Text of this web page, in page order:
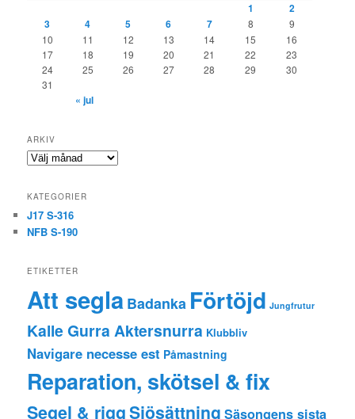
1
2
3
4 5 6 7 8
9
10
11 12 13 14 15
16
17
18 19 20 21 22
23
24
25 26 27 28 29
30
31
« jul
ARKIV
Arkiv
KATEGORIER
J17 S-316
NFB S-190
ETIKETTER
Att seglaBadanka Förtöjd Jungfrutur
Kalle Gurra Aktersnurra Klubbliv
Navigare necesse est Påmastning
Reparation, skötsel & fix
Segel & riggSjösättning Säsongens sista